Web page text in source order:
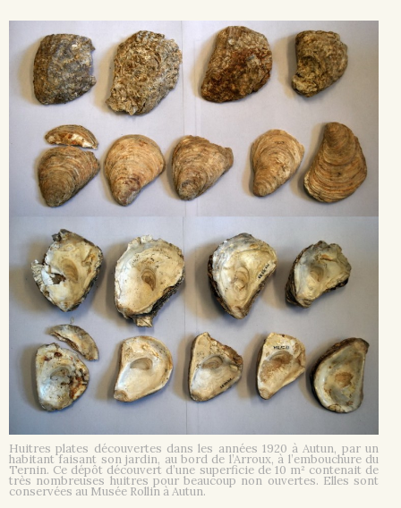
Huitres plates découvertes dans les années 1920 à Autun, par un
habitant faisant son jardin, au bord de l’Arroux, à l’embouchure du
Ternin. Ce dépôt découvert d’une superficie de 10 m² contenait de
très nombreuses huitres pour beaucoup non ouvertes. Elles sont
conservées au Musée Rollin à Autun.